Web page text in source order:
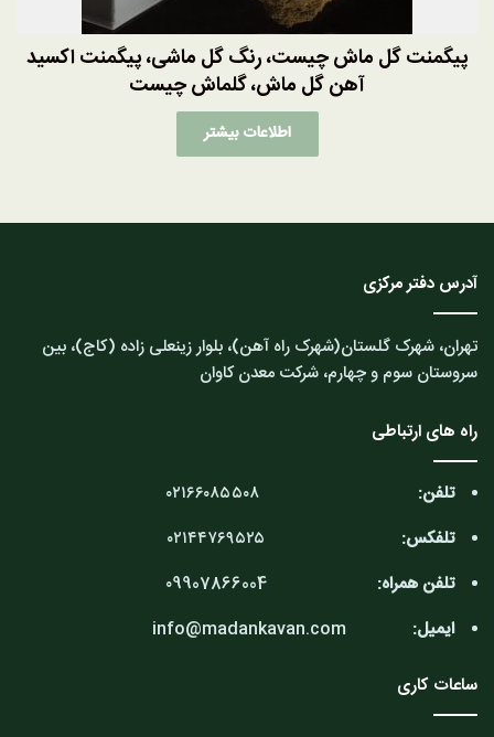
پیگمنت گل ماش چیست، رنگ گل ماشی، پیگمنت اکسید
آهن گل ماش، گلماش چیست
اطلاعات بیشتر
آدرس دفتر مرکزی
تهران، شهرک گلستان(شهرک راه آهن)، بلوار زینعلی زاده (کاج)، بین
سروستان سوم و چهارم، شرکت معدن کاوان
راه های ارتباطی
تلفن: ۰۲۱۶۶۰۸۵۵۰۸
تلفکس: ۰۲۱۴۴۷۶۹۵۲۵
تلفن همراه:
ایمیل: info@madankavan.com
ساعات کاری